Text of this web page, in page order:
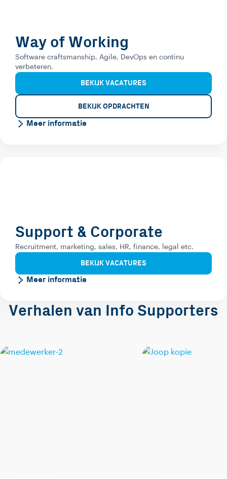
Way of Working
Software craftsmanship, Agile, DevOps en continu
verbeteren.
BEKIJK VACATURES
BEKIJK OPDRACHTEN
Meer informatie
Support & Corporate
Recruitment, marketing, sales, HR, finance, legal etc.
BEKIJK VACATURES
Meer informatie
Verhalen van Info Supporters